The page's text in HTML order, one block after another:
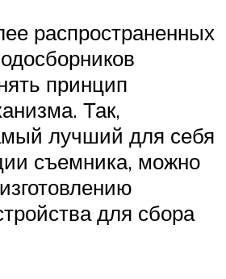
распространенных
принцип
Так,
лучший для себя
съемника, можно
для сбора